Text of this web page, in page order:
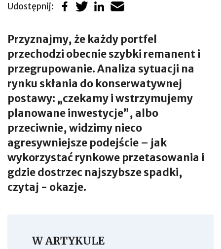
Udostępnij:
Przyznajmy, że każdy portfel
przechodzi obecnie szybki remanent i
przegrupowanie. Analiza sytuacji na
rynku skłania do konserwatywnej
postawy: „czekamy i wstrzymujemy
planowane inwestycje”, albo
przeciwnie, widzimy nieco
agresywniejsze podejście – jak
wykorzystać rynkowe przetasowania i
gdzie dostrzec najszybsze spadki,
czytaj - okazje.
W ARTYKULE